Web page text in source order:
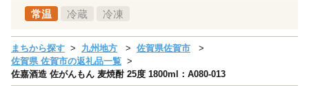
常温 冷蔵 冷凍
まちから探す 九州地方
佐賀県佐賀市
佐賀県 佐賀市の返礼品一覧
佐嘉酒造 佐がんもん 麦焼酎 25度 1800ml：A080-013